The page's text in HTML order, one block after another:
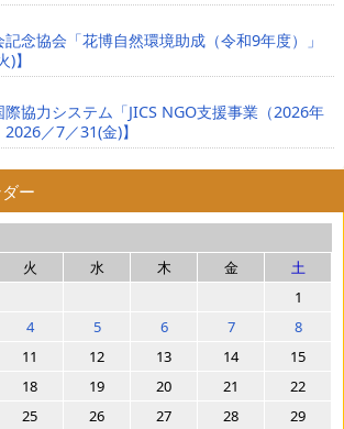
念協会「花博自然環境助成（令和9年度）」
)】
協力システム「JICS NGO支援事業（2026年
／7／31(金)】
ー
火 水 木 金
土
1
4 5 6 7
8
11 12 13 14
15
18 19 20 21
22
25 26 27 28
29